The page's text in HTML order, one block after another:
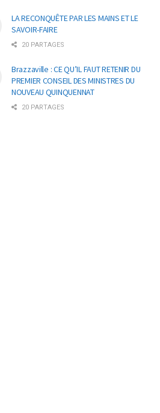
LA RECONQUÊTE PAR LES MAINS ET LE
SAVOIR-FAIRE
20 PARTAGES
Brazzaville : CE QU’IL FAUT RETENIR DU
PREMIER CONSEIL DES MINISTRES DU
NOUVEAU QUINQUENNAT
20 PARTAGES